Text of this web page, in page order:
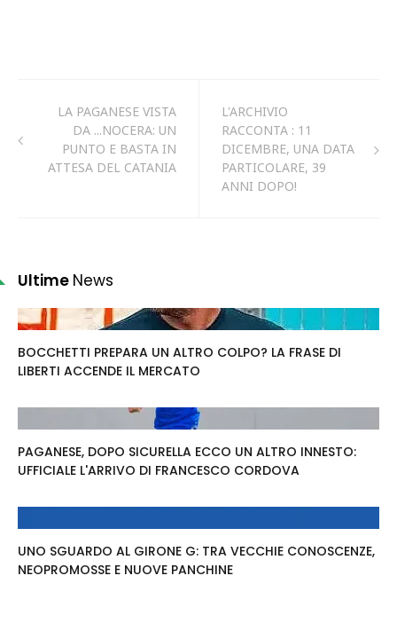
LA PAGANESE VISTA
DA ...NOCERA: UN
PUNTO E BASTA IN
ATTESA DEL CATANIA
L'ARCHIVIO
RACCONTA : 11
DICEMBRE, UNA DATA
PARTICOLARE, 39
ANNI DOPO!
Ultime News
BOCCHETTI PREPARA UN ALTRO COLPO? LA FRASE DI
LIBERTI ACCENDE IL MERCATO
PAGANESE, DOPO SICURELLA ECCO UN ALTRO INNESTO:
UFFICIALE L'ARRIVO DI FRANCESCO CORDOVA
UNO SGUARDO AL GIRONE G: TRA VECCHIE CONOSCENZE,
NEOPROMOSSE E NUOVE PANCHINE